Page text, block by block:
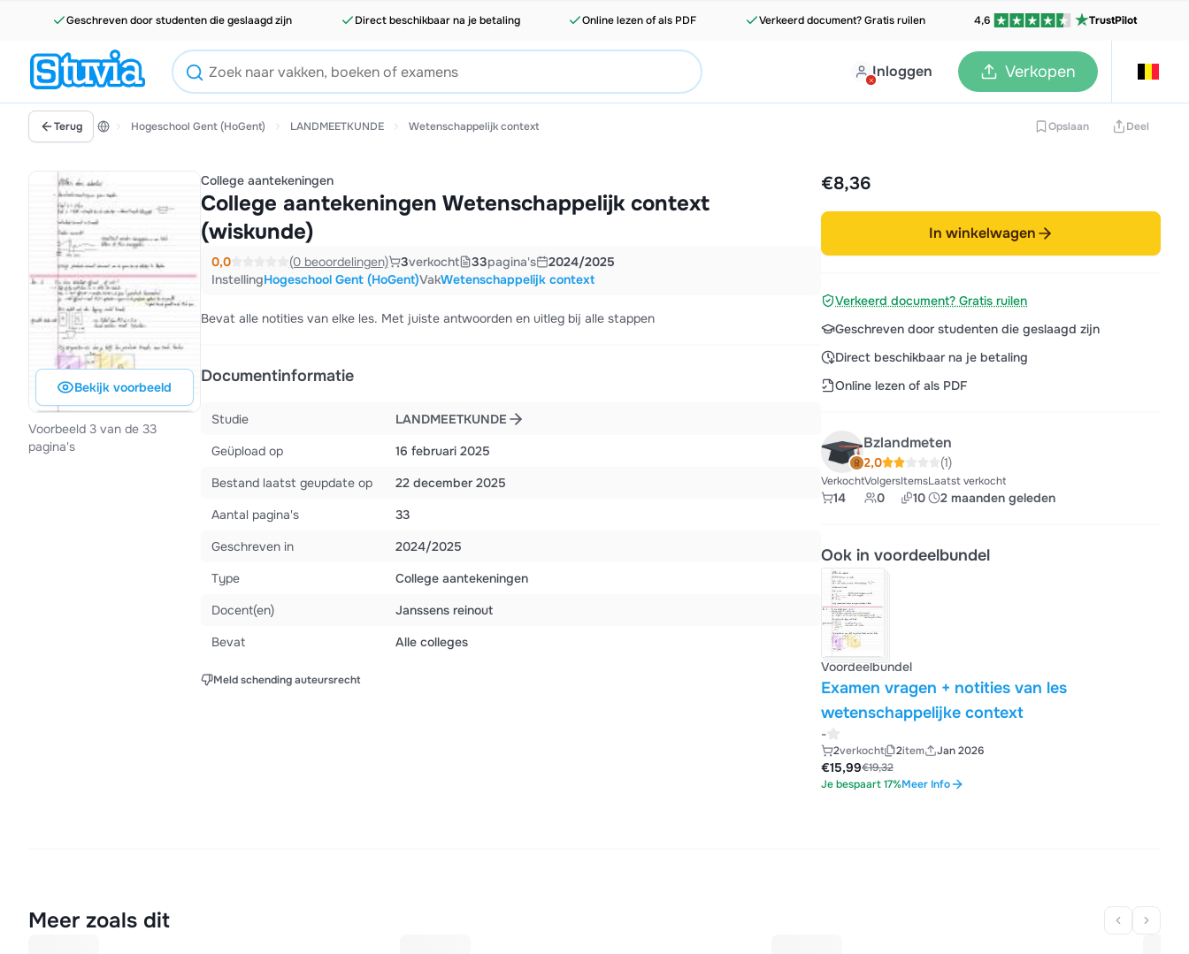
Geschreven door studenten die geslaagd zijn Direct beschikbaar na je betaling Online lezen of als PDF Verkeerd document? Gratis ruilen 4,6 TrustPilot
Inloggen Verkopen
Terug Hogeschool Gent (HoGent) LANDMEETKUNDE Wetenschappelijk context Opslaan Deel
Bekijk voorbeeld
Voorbeeld 3 van de 33
pagina's
College aantekeningen
College aantekeningen Wetenschappelijk context
(wiskunde)
0,0 (0 beoordelingen) 3verkocht 33pagina's
2024/2025
InstellingHogeschool Gent (HoGent)VakWetenschappelijk context
Bevat alle notities van elke les. Met juiste antwoorden en uitleg bij alle stappen
Documentinformatie
Studie
LANDMEETKUNDE
Geüpload op
16 februari 2025
Bestand laatst geupdate op
22 december 2025
Aantal pagina's
33
Geschreven in
2024/2025
Type
College aantekeningen
Docent(en)
Janssens reinout
Bevat
Alle colleges
Meld schending auteursrecht
€8,36
In winkelwagen
Verkeerd document? Gratis ruilen
Geschreven door studenten die geslaagd zijn
Direct beschikbaar na je betaling
Online lezen of als PDF
Bzlandmeten
2,0 (1)
Verkocht
14
Volgers
0
Items
10
Laatst verkocht
2 maanden geleden
Ook in voordeelbundel
Voordeelbundel
Examen vragen + notities van les
wetenschappelijke context
-
2verkocht 2item
Jan 2026
€19,32
€15,99
Je bespaart 17%Meer Info
Meer zoals dit